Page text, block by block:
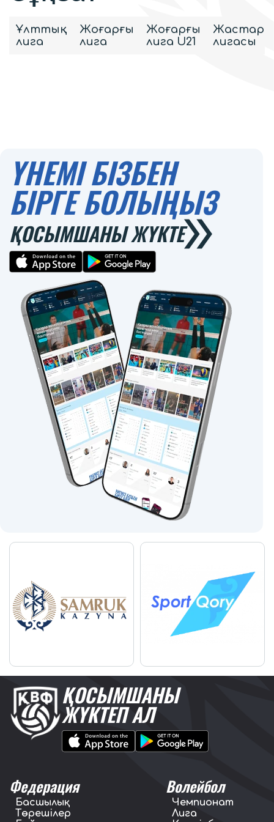
Ұлттық
лига
Жоғарғы
лига
Жоғарғы
лига U21
Жастар
лигасы
ҮНЕМІ БІЗБЕН
БІРГЕ БОЛЫҢЫЗ
ҚОСЫМШАНЫ ЖҮКТЕ
ҚОСЫМШАНЫ
ЖҮКТЕП АЛ
Федерация
Басшылық
Төрешілер
Волейбол
Чемпионат
Лига